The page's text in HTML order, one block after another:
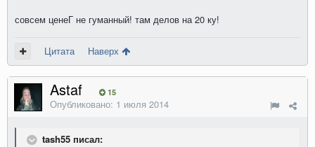
совсем ценеГ не гуманный! там делов на 20 ку!
Цитата Наверх
Astaf 15
Опубликовано: 1 июля 2014
tash55 писал: